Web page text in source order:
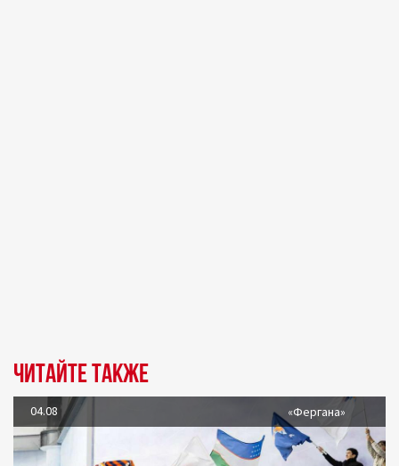
Читайте также
04.08 «Фергана»